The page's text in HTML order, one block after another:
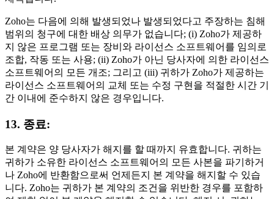
Zoho는 다음에 의해 발생되었나 발생되었다고 주장하는 침해
범위의 청구에 대한 배상 의무가 없습니다; (i) Zoho가 제공하
지 않은 프로그램 또는 장비와 라이선스 소프트웨어를 임의로
조합, 작동 또는 사용; (ii) Zoho가 아닌 당사자에 의한 라이선스
소프트웨어의 모든 개조; 그리고 (iii) 귀하가 Zoho가 제공하는
라이선스 소프트웨어의 교체 또는 수정 구현을 적절한 시간 기
간 이내에 준수하지 않은 경우입니다.
13. 종료:
본 계약은 양 당사자가 해지를 할 때까지 유효합니다. 귀하는
귀하가 소유한 라이선스 소프트웨어의 모든 사본을 파기하거
나 Zoho에 반환함으로써 언제든지 본 계약을 해지할 수 있습
니다. Zoho는 귀하가 본 계약의 조건을 위반한 경우를 포함하